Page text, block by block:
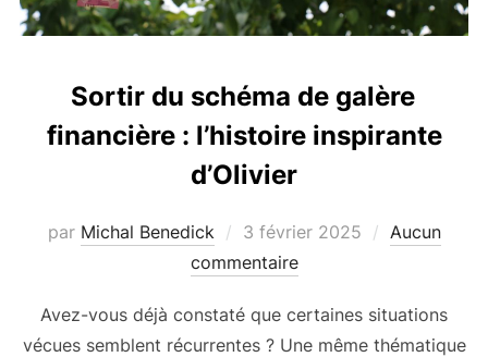
Sortir du schéma de galère
financière : l’histoire inspirante
d’Olivier
par Michal Benedick
Publié
le
3 février 2025
Aucun
commentaire
Avez-vous déjà constaté que certaines situations
vécues semblent récurrentes ? Une même thématique